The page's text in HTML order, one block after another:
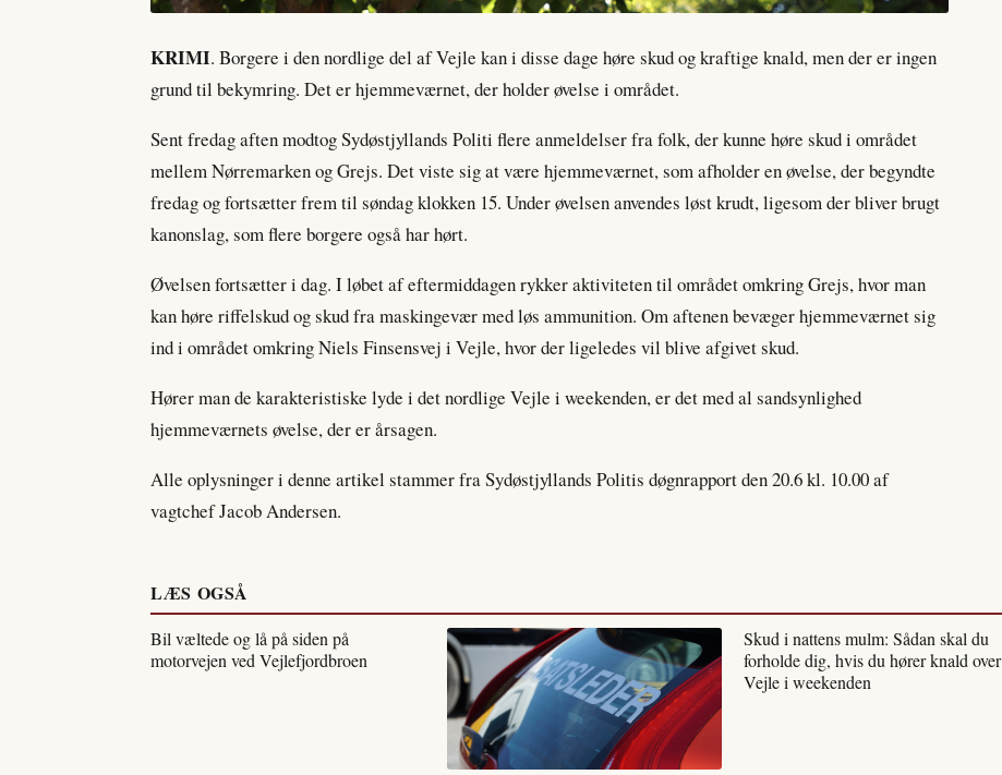
KRIMI. Borgere i den nordlige del af Vejle kan i disse dage høre skud og kraftige knald, men der er ingen
grund til bekymring. Det er hjemmeværnet, der holder øvelse i området.
Sent fredag aften modtog Sydøstjyllands Politi flere anmeldelser fra folk, der kunne høre skud i området
mellem Nørremarken og Grejs. Det viste sig at være hjemmeværnet, som afholder en øvelse, der begyndte
fredag og fortsætter frem til søndag klokken 15. Under øvelsen anvendes løst krudt, ligesom der bliver brugt
kanonslag, som flere borgere også har hørt.
Øvelsen fortsætter i dag. I løbet af eftermiddagen rykker aktiviteten til området omkring Grejs, hvor man
kan høre riffelskud og skud fra maskingevær med løs ammunition. Om aftenen bevæger hjemmeværnet sig
ind i området omkring Niels Finsensvej i Vejle, hvor der ligeledes vil blive afgivet skud.
Hører man de karakteristiske lyde i det nordlige Vejle i weekenden, er det med al sandsynlighed
hjemmeværnets øvelse, der er årsagen.
Alle oplysninger i denne artikel stammer fra Sydøstjyllands Politis døgnrapport den 20.6 kl. 10.00 af
vagtchef Jacob Andersen.
LÆS OGSÅ
Bil væltede og lå på siden på
motorvejen ved Vejlefjordbroen
Skud i nattens mulm: Sådan skal du
forholde dig, hvis du hører knald over
Vejle i weekenden